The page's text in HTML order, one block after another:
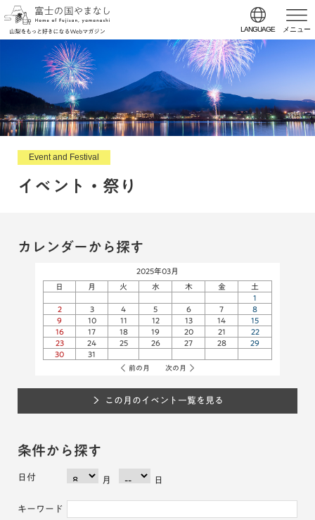
LANGUAGE メニュー
Event and Festival
イベント・祭り
カレンダーから探す
2025年03月
日
月 火 水 木 金
土
1
2
3 4 5 6 7
8
9
10 11 12 13 14
15
16
17 18 19 20 21
22
23
24 25 26 27 28
29
30
31
前の月 次の月
この月のイベント一覧を見る
条件から探す
日付 月 日
キーワード